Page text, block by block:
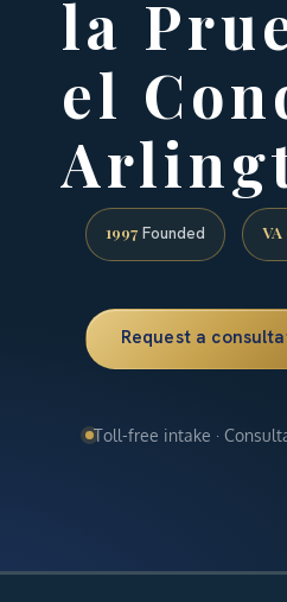
la
el
1997 Founded VA
Request a
Toll-free intake ·